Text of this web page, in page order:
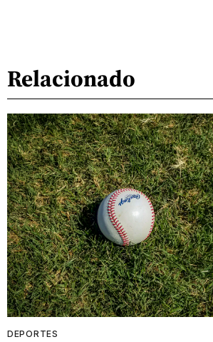
Relacionado
DEPORTES